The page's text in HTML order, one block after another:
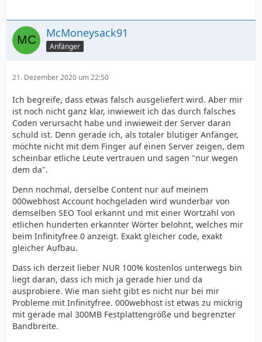
McMoneysack91
Anfänger
21. Dezember 2020 um 22:50
Ich begreife, dass etwas falsch ausgeliefert wird. Aber mir
ist noch nicht ganz klar, inwieweit ich das durch falsches
Coden verursacht habe und inwieweit der Server daran
schuld ist. Denn gerade ich, als totaler blutiger Anfänger,
möchte nicht mit dem Finger auf einen Server zeigen, dem
scheinbar etliche Leute vertrauen und sagen "nur wegen
dem da".
Denn nochmal, derselbe Content nur auf meinem
000webhost Account hochgeladen wird wunderbar von
demselben SEO Tool erkannt und mit einer Wortzahl von
etlichen hunderten erkannter Wörter belohnt, welches mir
beim Infinityfree 0 anzeigt. Exakt gleicher code, exakt
gleicher Aufbau.
Dass ich derzeit lieber NUR 100% kostenlos unterwegs bin
liegt daran, dass ich mich ja gerade hier und da
ausprobiere. Wie man sieht gibt es nicht nur bei mir
Probleme mit Infinityfree. 000webhost ist etwas zu mickrig
mit gerade mal 300MB Festplattengröße und begrenzter
Bandbreite.